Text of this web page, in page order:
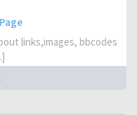
links,images, bbcodes